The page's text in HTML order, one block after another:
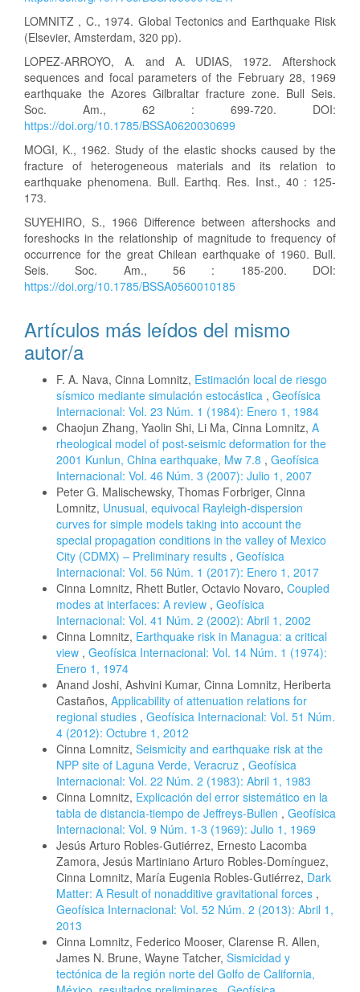
LOMNITZ , C., 1974. Global Tectonics and Earthquake Risk
(Elsevier, Amsterdam, 320 pp).
LOPEZ-ARROYO, A. and A. UDIAS, 1972. Aftershock
sequences and focal parameters of the February 28, 1969
earthquake the Azores Gilbraltar fracture zone. Bull Seis.
Soc. Am., 62 : 699-720. DOI:
https://doi.org/10.1785/BSSA0620030699
MOGI, K., 1962. Study of the elastic shocks caused by the
fracture of heterogeneous materials and its relation to
earthquake phenomena. Bull. Earthq. Res. Inst., 40 : 125-
173.
SUYEHIRO, S., 1966 Difference between aftershocks and
foreshocks in the relationship of magnitude to frequency of
occurrence for the great Chilean earthquake of 1960. Bull.
Seis. Soc. Am., 56 : 185-200. DOI:
https://doi.org/10.1785/BSSA0560010185
Artículos más leídos del mismo
autor/a
F. A. Nava, Cinna Lomnitz, Estimación local de riesgo
sísmico mediante simulación estocástica , Geofísica
Internacional: Vol. 23 Núm. 1 (1984): Enero 1, 1984
Chaojun Zhang, Yaolin Shi, Li Ma, Cinna Lomnitz, A
rheological model of post-seismic deformation for the
2001 Kunlun, China earthquake, Mw 7.8 , Geofísica
Internacional: Vol. 46 Núm. 3 (2007): Julio 1, 2007
Peter G. Malischewsky, Thomas Forbriger, Cinna
Lomnitz, Unusual, equivocal Rayleigh-dispersion
curves for simple models taking into account the
special propagation conditions in the valley of Mexico
City (CDMX) – Preliminary results , Geofísica
Internacional: Vol. 56 Núm. 1 (2017): Enero 1, 2017
Cinna Lomnitz, Rhett Butler, Octavio Novaro, Coupled
modes at interfaces: A review , Geofísica
Internacional: Vol. 41 Núm. 2 (2002): Abril 1, 2002
Cinna Lomnitz, Earthquake risk in Managua: a critical
view , Geofísica Internacional: Vol. 14 Núm. 1 (1974):
Enero 1, 1974
Anand Joshi, Ashvini Kumar, Cinna Lomnitz, Heriberta
Castaños, Applicability of attenuation relations for
regional studies , Geofísica Internacional: Vol. 51 Núm.
4 (2012): Octubre 1, 2012
Cinna Lomnitz, Seismicity and earthquake risk at the
NPP site of Laguna Verde, Veracruz , Geofísica
Internacional: Vol. 22 Núm. 2 (1983): Abril 1, 1983
Cinna Lomnitz, Explicación del error sistemático en la
tabla de distancia-tiempo de Jeffreys-Bullen , Geofísica
Internacional: Vol. 9 Núm. 1-3 (1969): Julio 1, 1969
Jesús Arturo Robles-Gutiérrez, Ernesto Lacomba
Zamora, Jesús Martiniano Arturo Robles-Domínguez,
Cinna Lomnitz, María Eugenia Robles-Gutiérrez, Dark
Matter: A Result of nonadditive gravitational forces ,
Geofísica Internacional: Vol. 52 Núm. 2 (2013): Abril 1,
2013
Cinna Lomnitz, Federico Mooser, Clarense R. Allen,
James N. Brune, Wayne Tatcher, Sismicidad y
tectónica de la región norte del Golfo de California,